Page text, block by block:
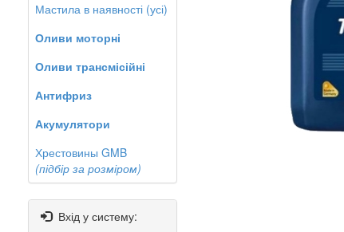
Мастила в наявності (усі)
Оливи моторні
Оливи трансмісійні
Антифриз
Акумулятори
Хрестовины GMB
(підбір за розміром)
Вхід у систему: